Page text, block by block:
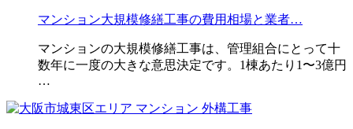
マンション大規模修繕工事の費用相場と業者…
マンションの大規模修繕工事は、管理組合にとって十
数年に一度の大きな意思決定です。1棟あたり1〜3億円
…